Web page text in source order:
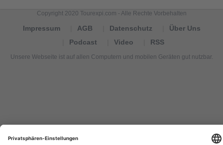
Copyright 2020 Tourexpi.com - Alle Rechte Vorbehalten
Impressum AGB Datenschutz
Über Uns
Podcast
Video RSS
Unsere Webseite ist auf allen Computern und mobilen Geräten gut nutzbar.
noticias
de